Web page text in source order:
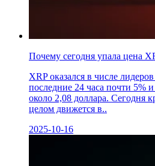
Почему сегодня упала цена
XRP оказался в числе
последние 24 часа почти 5%
около 2,08 доллара. Сегодня
целом движется в..
2025-10-16